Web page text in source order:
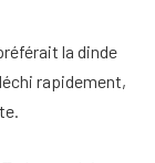
la dinde
rapidement,